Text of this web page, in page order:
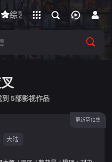
综艺 动漫 短剧
立即登录
5部影视作品
更新至12集
大陆